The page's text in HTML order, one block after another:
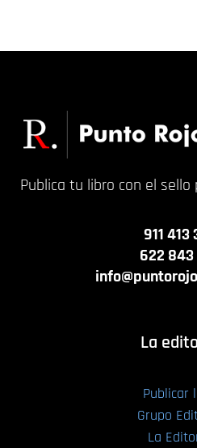
Publica tu libro con el
911 413
622
La
Publicar
Grupo
La